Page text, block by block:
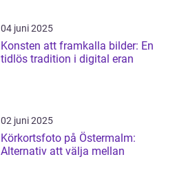
04 juni 2025
Konsten att framkalla bilder: En
tidlös tradition i digital eran
02 juni 2025
Körkortsfoto på Östermalm:
Alternativ att välja mellan